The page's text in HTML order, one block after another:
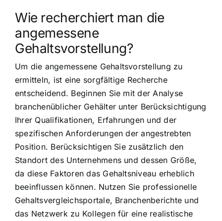
Wie recherchiert man die
angemessene
Gehaltsvorstellung?
Um die angemessene Gehaltsvorstellung zu
ermitteln, ist eine sorgfältige Recherche
entscheidend. Beginnen Sie mit der Analyse
branchenüblicher Gehälter unter Berücksichtigung
Ihrer Qualifikationen, Erfahrungen und der
spezifischen Anforderungen der angestrebten
Position. Berücksichtigen Sie zusätzlich den
Standort des Unternehmens und dessen Größe,
da diese Faktoren das Gehaltsniveau erheblich
beeinflussen können. Nutzen Sie professionelle
Gehaltsvergleichsportale, Branchenberichte und
das Netzwerk zu Kollegen für eine realistische